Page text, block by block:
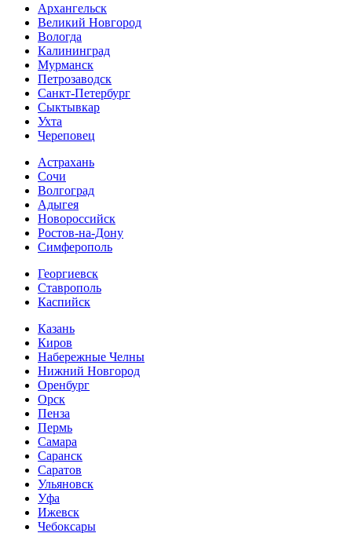
Архангельск
Великий Новгород
Вологда
Калининград
Мурманск
Петрозаводск
Санкт-Петербург
Сыктывкар
Ухта
Череповец
Астрахань
Сочи
Волгоград
Адыгея
Новороссийск
Ростов-на-Дону
Симферополь
Георгиевск
Ставрополь
Каспийск
Казань
Киров
Набережные Челны
Нижний Новгород
Оренбург
Орск
Пенза
Пермь
Самара
Саранск
Саратов
Ульяновск
Уфа
Ижевск
Чебоксары